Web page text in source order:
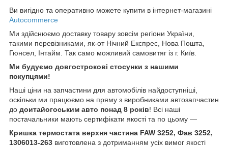
Ви вигідно та оперативно можете купити в інтернет-магазині
Autocommerce
Ми здійснюємо доставку товару зовсім регіони України,
такими перевізниками, як-от Нічний Експрес, Нова Пошта,
Гюнсел, Інтайм. Так само можливий самовитяг із г. Київ.
Ми будуємо довгострокові стосунки з нашими
покупцями!
Наші ціни на запчастини для автомобілів найдоступніші,
оскільки ми працюємо на пряму з виробниками автозапчастин
до доитайогоським авто понад 8 років! Всі наші
постачальники мають сертифікати якості та по цьому —
Кришка термостата верхня частина FAW 3252, Фав 3252,
1306013-263 виготовлена з дотриманням усіх вимог якості